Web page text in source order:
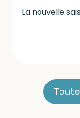
La nouvelle